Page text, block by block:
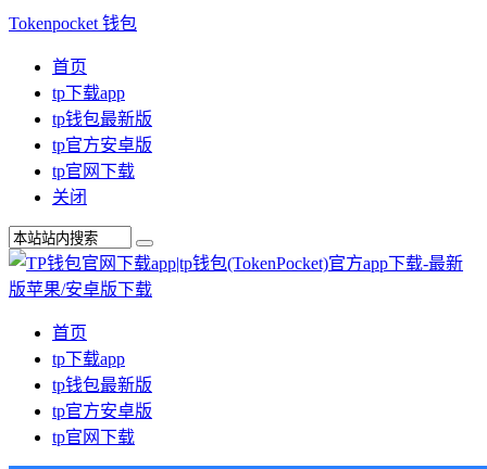
Tokenpocket 钱包
首页
tp下载app
tp钱包最新版
tp官方安卓版
tp官网下载
关闭
首页
tp下载app
tp钱包最新版
tp官方安卓版
tp官网下载